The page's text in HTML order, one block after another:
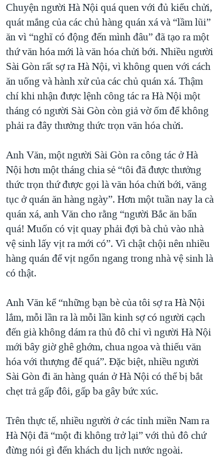
Chuyện người Hà Nội quá quen với đủ kiểu chửi,
quát mắng của các chủ hàng quán xá và “lầm lũi”
ăn vì “nghĩ có động đến mình đâu” đã tạo ra một
thứ văn hóa mới là văn hóa chửi bới. Nhiều người
Sài Gòn rất sợ ra Hà Nội, vì không quen với cách
ăn uống và hành xử của các chủ quán xá. Thậm
chí khi nhận được lệnh công tác ra Hà Nội một
tháng có người Sài Gòn còn giả vờ ốm để không
phải ra đây thưởng thức trọn văn hóa chửi.
Anh Văn, một người Sài Gòn ra công tác ở Hà
Nội hơn một tháng chia sẻ “tôi đã được thưởng
thức trọn thứ được gọi là văn hóa chửi bới, văng
tục ở quán ăn hàng ngày”. Hơn một tuần nay la cà
quán xá, anh Văn cho rằng “người Bắc ăn bẩn
quá! Muốn có vịt quay phải đợi bà chủ vào nhà
vệ sinh lấy vịt ra mới có”. Vì chật chội nên nhiều
hàng quán để vịt ngổn ngang trong nhà vệ sinh là
có thật.
Anh Văn kể “những bạn bè của tôi sợ ra Hà Nội
lắm, mỗi lần ra là mỗi lần kinh sợ có người cạch
đến già không dám ra thủ đô chỉ vì người Hà Nội
mới bây giờ ghê ghớm, chua ngoa và thiếu văn
hóa với thượng đế quá”. Đặc biệt, nhiều người
Sài Gòn đi ăn hàng quán ở Hà Nội có thể bị bắt
chẹt trả gấp đôi, gấp ba gây bức xúc.
Trên thực tế, nhiều người ở các tỉnh miền Nam ra
Hà Nội đã “một đi không trở lại” với thủ đô chứ
đừng nói gì đến khách du lịch nước ngoài.